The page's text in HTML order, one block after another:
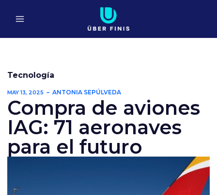
Tecnología
MAY 13, 2025 ANTONIA SEPÚLVEDA
Compra de aviones
IAG: 71 aeronaves
para el futuro